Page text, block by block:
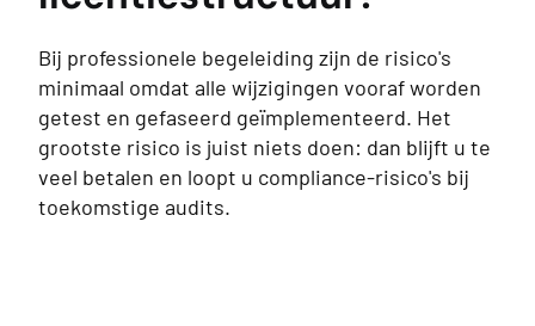
Bij professionele begeleiding zijn de risico's
minimaal omdat alle wijzigingen vooraf worden
getest en gefaseerd geïmplementeerd. Het
grootste risico is juist niets doen: dan blijft u te
veel betalen en loopt u compliance-risico's bij
toekomstige audits.